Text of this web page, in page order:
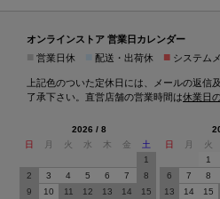
オンラインストア 営業日カレンダー
営業日休 配送・出荷休 ■ システム
上記色のついた定休日には、メールの返信
了承下さい。直営店舗の営業時間は休業日
2026 / 8
日
月 火 水 木 金
土
1
2
3 4 5 6 7
8
9
10 11 12 13 14
15
日
月 火
1
6
7 8
13
14 15